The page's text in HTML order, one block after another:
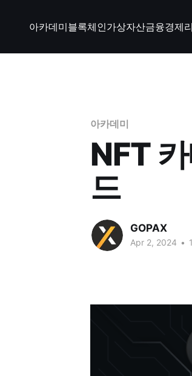
아카데미블록체인가상자산금융경제
아카데미
NFT
드
GOPAX
Apr 2, 2024 •